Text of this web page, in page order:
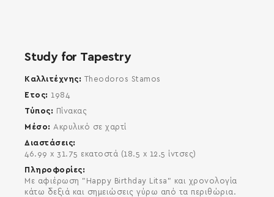
Study for Tapestry
Καλλιτέχνης
Theodoros Stamos
Έτος
1984
Τύπος
Πίνακας
Μέσο
Ακρυλικό σε χαρτί
Διαστάσεις
46.99 x 31.75 εκατοστά (18.5 x 12.5 ίντσες)
Πληροφορίες
Με αφιέρωση "Happy Birthday Litsa" και χρονολογία
κάτω δεξιά και σημειώσεις γύρω από τα περιθώρια.